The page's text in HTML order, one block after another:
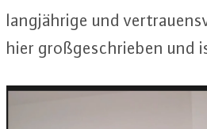
lang­jäh­ri­ge und
hier groß­ge­schrie­ben und